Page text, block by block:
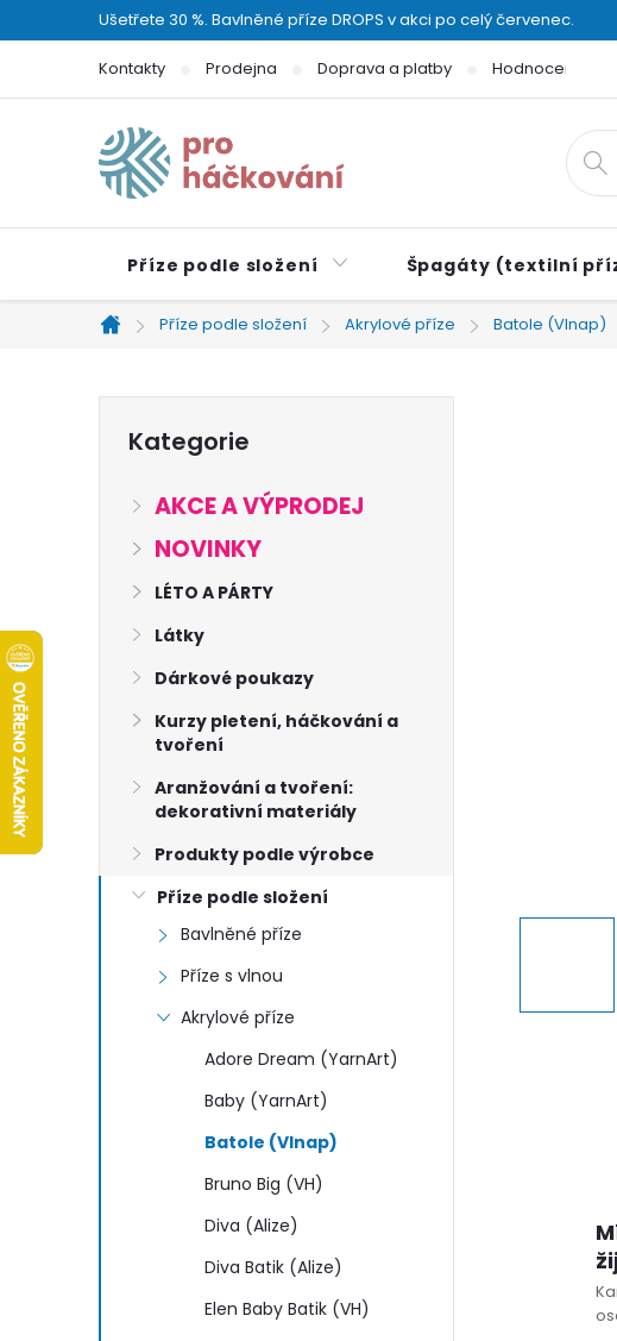
na
Ušetřete 30 %. Bavlněné příze DROPS v akci po celý červenec.
Kontakty Prodejna Doprava a platby Hodnocení
Příze podle složení Špagáty (textilní
Domů
Příze podle složení Akrylové příze Batole (Vlnap)
kategorie
Kategorie
AKCE A VÝPRODEJ
NOVINKY
LÉTO A PÁRTY
Látky
Dárkové poukazy
Kurzy pletení, háčkování a
tvoření
Aranžování a tvoření:
dekorativní materiály
Produkty podle výrobce
Příze podle složení
Bavlněné příze
Příze s vlnou
Akrylové příze
Adore Dream (YarnArt)
Baby (YarnArt)
Batole (Vlnap)
Bruno Big (VH)
Diva (Alize)
Diva Batik (Alize)
Elen Baby Batik (VH)